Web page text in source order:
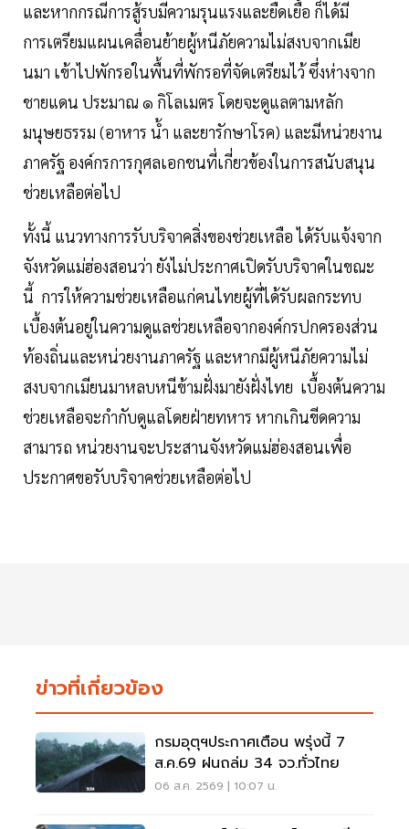
และหากกรณีการสู้รบมีความรุนแรงและยืดเยื้อ ก็ได้มี
การเตรียมแผนเคลื่อนย้ายผู้หนีภัยความไม่สงบจากเมีย
นมา เข้าไปพักรอในพื้นที่พักรอที่จัดเตรียมไว้ ซึ่งห่างจาก
ชายแดน ประมาณ ๑ กิโลเมตร โดยจะดูแลตามหลัก
มนุษยธรรม (อาหาร น้ำ และยารักษาโรค) และมีหน่วยงาน
ภาครัฐ องค์กรการกุศลเอกชนที่เกี่ยวข้องในการสนับสนุน
ช่วยเหลือต่อไป
ทั้งนี้ แนวทางการรับบริจาคสิ่งของช่วยเหลือ ได้รับแจ้งจาก
จังหวัดแม่ฮ่องสอนว่า ยังไม่ประกาศเปิดรับบริจาคในขณะ
นี้ การให้ความช่วยเหลือแก่คนไทยผู้ที่ได้รับผลกระทบ
เบื้องต้นอยู่ในความดูแลช่วยเหลือจากองค์กรปกครองส่วน
ท้องถิ่นและหน่วยงานภาครัฐ และหากมีผู้หนีภัยความไม่
สงบจากเมียนมาหลบหนีข้ามฝั่งมายังฝั่งไทย เบื้องต้นความ
ช่วยเหลือจะกำกับดูแลโดยฝ่ายทหาร หากเกินขีดความ
สามารถ หน่วยงานจะประสานจังหวัดแม่ฮ่องสอนเพื่อ
ประกาศขอรับบริจาคช่วยเหลือต่อไป
ข่าวที่เกี่ยวข้อง
กรมอุตุฯประกาศเตือน พรุ่งนี้ 7
ส.ค.69 ฝนถล่ม 34 จว.ทั่วไทย
06 ส.ค. 2569 | 10:07 น.